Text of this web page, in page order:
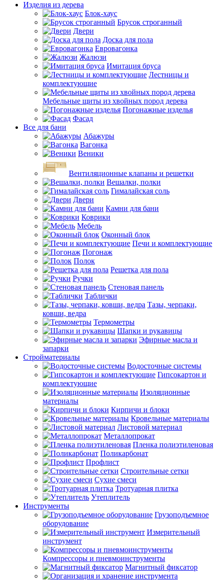
Изделия из дерева
Блок-хаус
Брусок строганный
Двери
Доска для пола
Евровагонка
Жалюзи
Имитация бруса
Лестницы и
комплектующие
Мебельные щиты из хвойных пород дерева
Погонажные изделья
Фасад
Все для бани
Абажуры
Вагонка
Веники
Вентиляционные клапаны и решетки
Вешалки, полки
Гималайская соль
Двери
Камни для бани
Коврики
Мебель
Оконный блок
Печи и комплектующие
Погонаж
Полок
Решетка для пола
Ручки
Стеновая панель
Таблички
Тазы, черпаки,
ковши, ведра
Термометры
Шапки и рукавицы
Эфирные масла и
запарки
Стройматериалы
Водосточные системы
Гипсокартон и
комплектующие
Изоляционные
материалы
Кирпичи и блоки
Кровельные материалы
Листовой материал
Металлопрокат
Пленка полиэтиленовая
Поликарбонат
Профлист
Строительные сетки
Сухие смеси
Тротуарная плитка
Утеплитель
Инструменты
Грузоподъемное
оборудование
Измерительный
инструмент
Компрессоры и пневмоинструменты
Магнитный фиксатор